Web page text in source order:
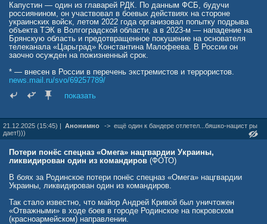
Капустин — один из главарей РДК. По данным ФСБ, будучи
россиянином, он участвовал в боевых действиях на стороне
украинских войск, летом 2022 года организовал попытку подрыва
объекта ТЭК в Волгоградской области, а в 2023-м — нападение на
Брянскую область и предотвращенное покушение на основателя
телеканала «Царьград» Константина Малофеева. В России он
заочно осужден на пожизненный срок.
* — внесен в России в перечень экстремистов и террористов.
news.mail.ru/svo/69257789/
показать
21.12.2025 (15:45) | Анонимно -> ещё один к бандере отлетел...бяшко-нацист ры
дает!)))
Потери понёс спецназ «Омега» нацгвардии Украины,
ликвидирован один из командиров (ФОТО)
В боях за Родинское потери понёс спецназ «Омега» нацгвардии
Украины, ликвидирован один из командиров.
Так стало известно, что майор Андрей Кривой был уничтожен
«Отважными» в ходе боев в городе Родинское на покровском
(красноармейском) направлении.